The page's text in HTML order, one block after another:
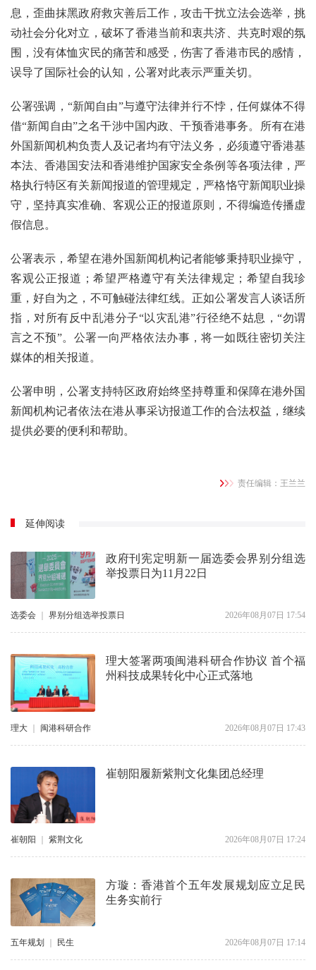
息，歪曲抹黑政府救灾善后工作，攻击干扰立法会选举，挑
动社会分化对立，破坏了香港当前和衷共济、共克时艰的氛
围，没有体恤灾民的痛苦和感受，伤害了香港市民的感情，
误导了国际社会的认知，公署对此表示严重关切。
公署强调，“新闻自由”与遵守法律并行不悖，任何媒体不得
借“新闻自由”之名干涉中国内政、干预香港事务。所有在港
外国新闻机构负责人及记者均有守法义务，必须遵守香港基
本法、香港国安法和香港维护国家安全条例等各项法律，严
格执行特区有关新闻报道的管理规定，严格恪守新闻职业操
守，坚持真实准确、客观公正的报道原则，不得编造传播虚
假信息。
公署表示，希望在港外国新闻机构记者能够秉持职业操守，
客观公正报道；希望严格遵守有关法律规定；希望自我珍
重，好自为之，不可触碰法律红线。正如公署发言人谈话所
指，对所有反中乱港分子“以灾乱港”行径绝不姑息，“勿谓
言之不预”。公署一向严格依法办事，将一如既往密切关注
媒体的相关报道。
公署申明，公署支持特区政府始终坚持尊重和保障在港外国
新闻机构记者依法在港从事采访报道工作的合法权益，继续
提供必要的便利和帮助。
责任编辑：王兰兰
延伸阅读
政府刊宪定明新一届选委会界别分组选
举投票日为11月22日
选委会 界别分组选举投票日 2026年08月07日 17:54
理大签署两项闽港科研合作协议 首个福
州科技成果转化中心正式落地
理大 闽港科研合作 2026年08月07日 17:43
崔朝阳履新紫荆文化集团总经理
崔朝阳 紫荆文化 2026年08月07日 17:24
方璇：香港首个五年发展规划应立足民
生务实前行
五年规划 ｜ 民生 2026年08月07日 17:14